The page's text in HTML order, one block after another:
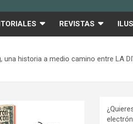
REVISTAS
historia a medio camino entre LA